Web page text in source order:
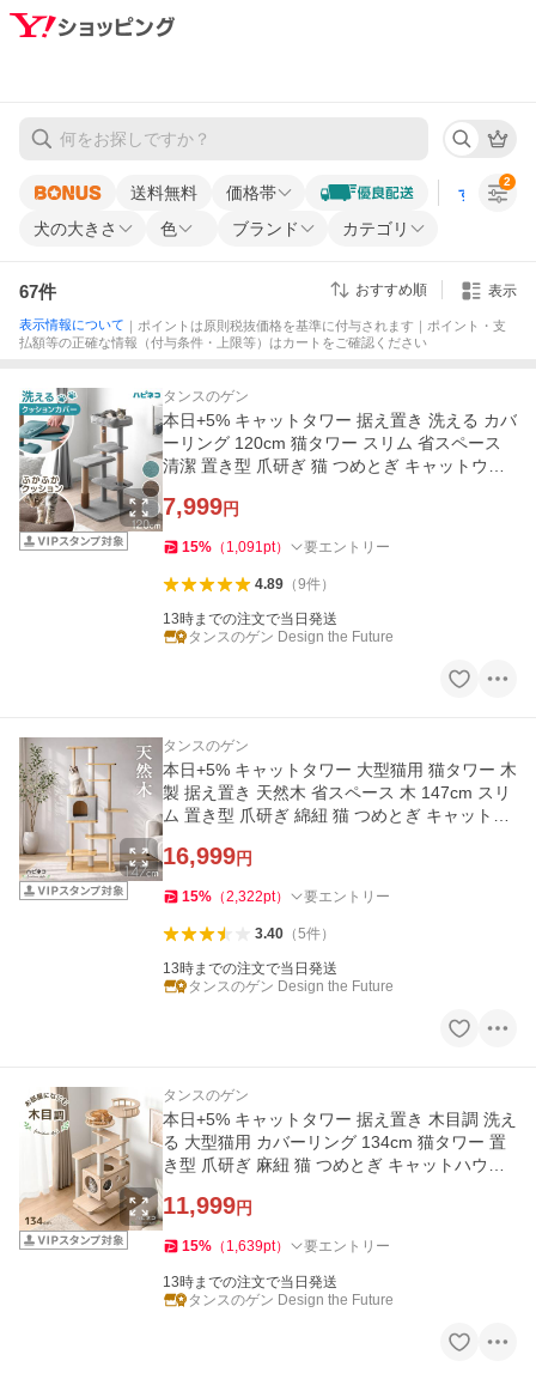
送料無料 価格帯 すべての条
犬の大きさ 色 ブランド カテゴリ
2
67件 おすすめ順 表示
表示情報について ｜ポイントは原則税抜価格を基準に付与されます｜ポイント・支
払額等の正確な情報（付与条件・上限等）はカートをご確認ください
タンスのゲン
本日+5% キャットタワー 据え置き 洗える カバ
ーリング 120cm 猫タワー スリム 省スペース
清潔 置き型 爪研ぎ 猫 つめとぎ キャットウォ
7,999円
15% （ 1,091pt） 要エントリー
4.89（9件）
13時までの注文で当日発送
タンスのゲン Design the Future
タンスのゲン
本日+5% キャットタワー 大型猫用 猫タワー 木
製 据え置き 天然木 省スペース 木 147cm スリ
ム 置き型 爪研ぎ 綿紐 猫 つめとぎ キャットハ
16,999円
15% （2,322pt） 要エントリー
3.40（5件）
13時までの注文で当日発送
タンスのゲン Design the Future
タンスのゲン
本日+5% キャットタワー 据え置き 木目調 洗え
る 大型猫用 カバーリング 134cm 猫タワー 置
き型 爪研ぎ 麻紐 猫 つめとぎ キャットハウス
11,999円
15% （ 1,639pt） 要エントリー
13時までの注文で当日発送
タンスのゲン Design the Future